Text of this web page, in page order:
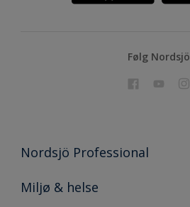
Følg Nordsjö
Nordsjö Professional
Kontakt os
Miljø & helse